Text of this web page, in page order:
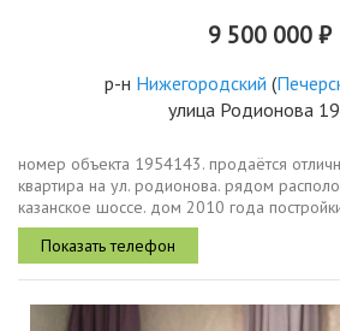
9 500 000 ₽
р-н Нижегородский (
улица Родионова
номер объекта 1954143. продаётся
квартира на ул. родионова. рядом
казанское шоссе. дом 2010 года
чистые, со свежим ремонтом. соседи
сделан...